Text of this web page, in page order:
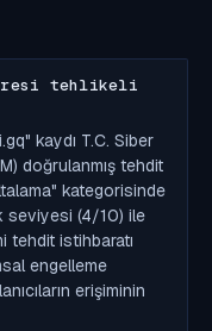
tehlikeli
kaydı T.C. Siber
doğrulanmış tehdit
kategorisinde
seviyesi (4/10) ile
tehdit istihbaratı
engelleme
erişiminin